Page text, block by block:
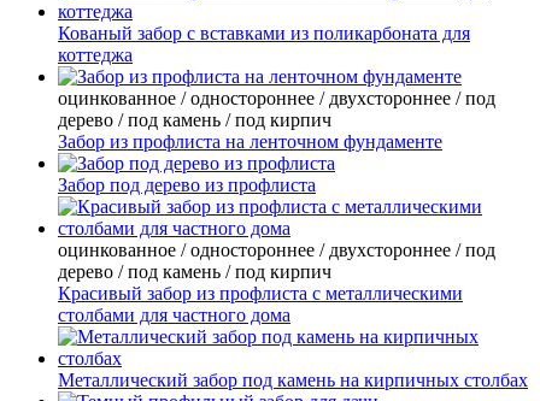
Кованый забор с вставками из поликарбоната для
коттеджа
оцинкованное / одностороннее / двухстороннее / под
дерево / под камень / под кирпич
Забор из профлиста на ленточном фундаменте
Забор под дерево из профлиста
оцинкованное / одностороннее / двухстороннее / под
дерево / под камень / под кирпич
Красивый забор из профлиста с металлическими
столбами для частного дома
Металлический забор под камень на кирпичных столбах